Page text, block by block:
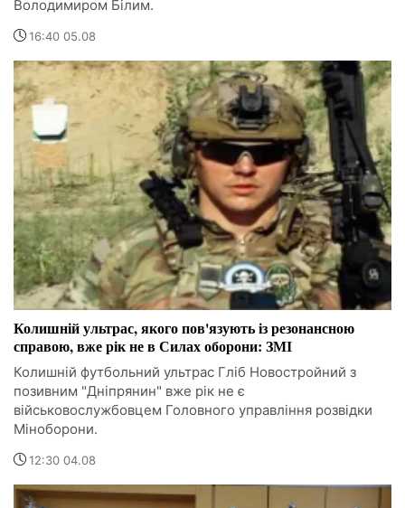
Володимиром Білим.
16:40 05.08
Колишній ультрас, якого пов'язують із резонансною
справою, вже рік не в Силах оборони: ЗМІ
Колишній футбольний ультрас Гліб Новостройний з
позивним "Дніпрянин" вже рік не є
військовослужбовцем Головного управління розвідки
Міноборони.
12:30 04.08